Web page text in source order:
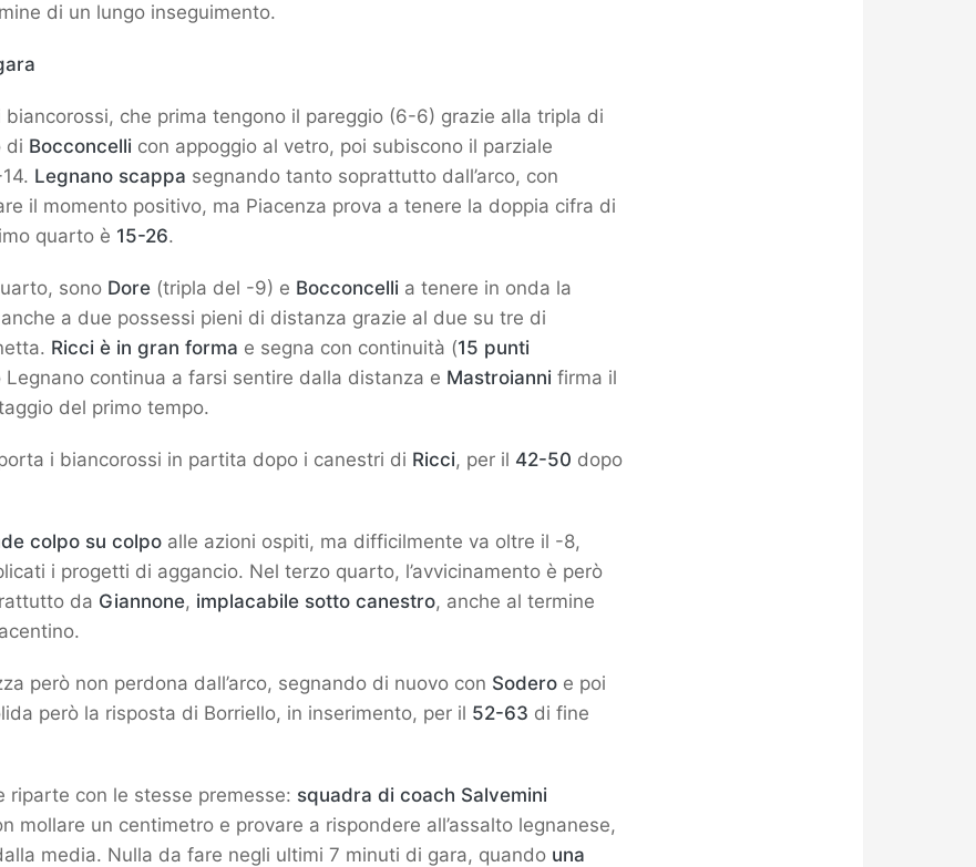
di un lungo inseguimento.
biancorossi, che prima tengono il pareggio (6-6) grazie alla tripla di
di Bocconcelli con appoggio al vetro, poi subiscono il parziale
Legnano scappa segnando tanto soprattutto dall’arco, con
il momento positivo, ma Piacenza prova a tenere la doppia cifra di
quarto è 15-26.
sono Dore (tripla del -9) e Bocconcelli a tenere in onda la
a due possessi pieni di distanza grazie al due su tre di
Ricci è in gran forma e segna con continuità (15 punti
Legnano continua a farsi sentire dalla distanza e Mastroianni firma il
del primo tempo.
i biancorossi in partita dopo i canestri di Ricci, per il 42-50 dopo
colpo su colpo alle azioni ospiti, ma difficilmente va oltre il -8,
i progetti di aggancio. Nel terzo quarto, l’avvicinamento è però
da Giannone, implacabile sotto canestro, anche al termine
però non perdona dall’arco, segnando di nuovo con Sodero e poi
però la risposta di Borriello, in inserimento, per il 52-63 di fine
riparte con le stesse premesse: squadra di coach Salvemini
mollare un centimetro e provare a rispondere all’assalto legnanese,
media. Nulla da fare negli ultimi 7 minuti di gara, quando una